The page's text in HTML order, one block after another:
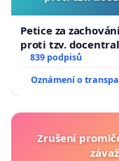
Petice za
proti tzv.
839 podpisů
Oznámení o
Zrušení